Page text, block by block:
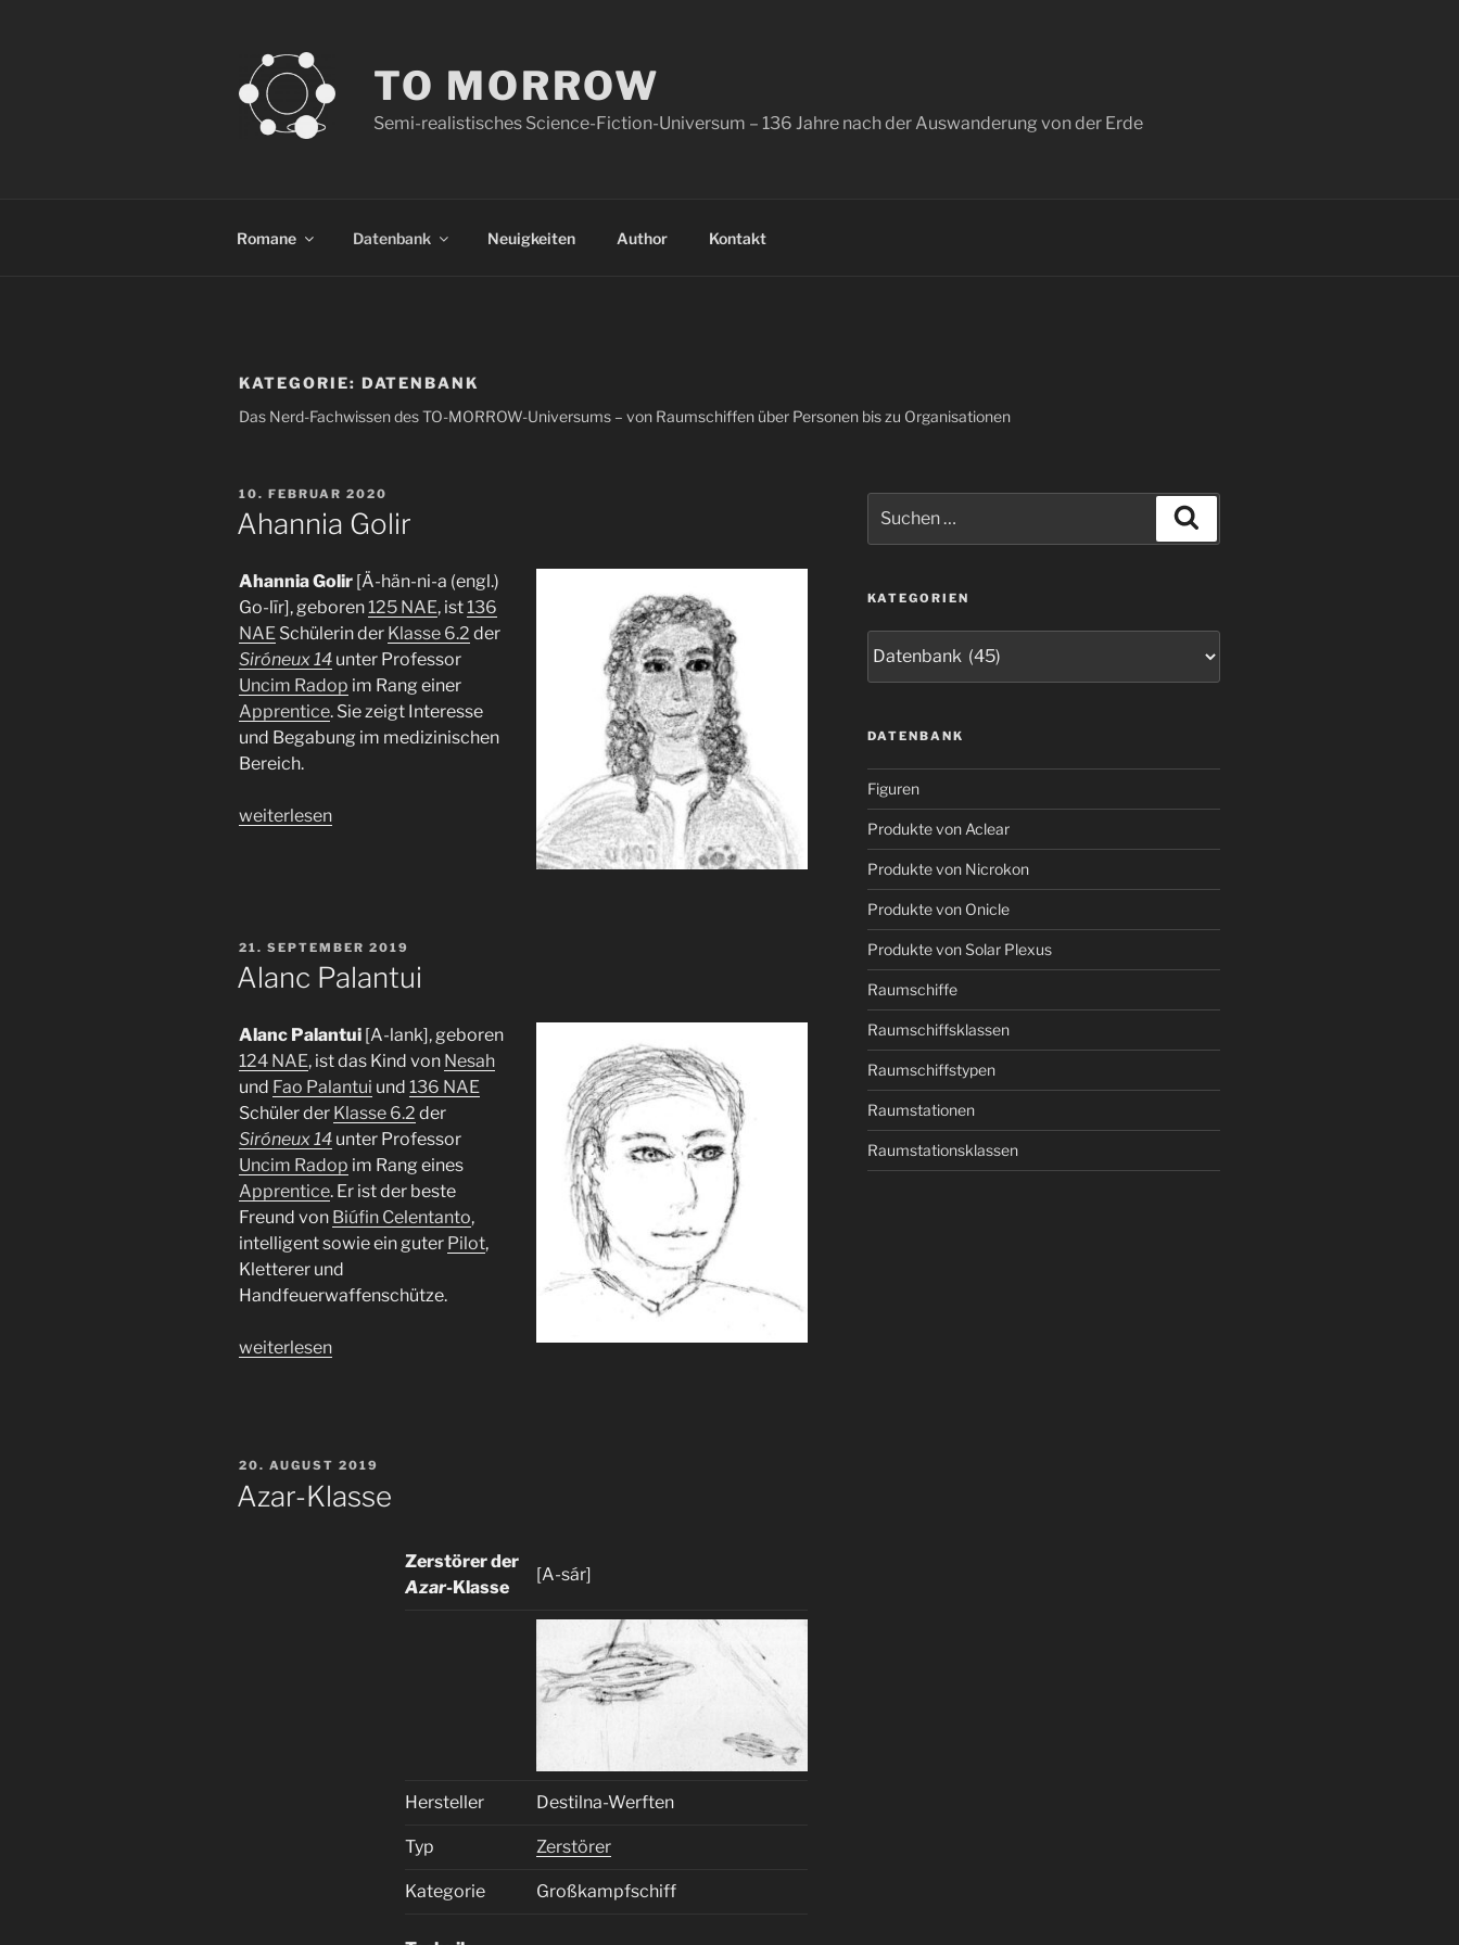
TO MORROW
Semi-realistisches Science-Fiction-Universum – 136 Jahre nach der Auswanderung von der Erde
Romane Datenbank Neuigkeiten Author Kontakt
KATEGORIE: DATENBANK
Das Nerd-Fachwissen des TO-MORROW-Universums – von Raumschiffen über Personen bis zu Organisationen
VERÖFFENTLICHT
AM
10. FEBRUAR 2020
Ahannia Golir
Ahannia Golir [Ä-hän-ni-a (engl.)
Go-līr], geboren 125 NAE, ist 136
NAE Schülerin der Klasse 6.2 der
Siróneux 14 unter Professor
Uncim Radop im Rang einer
Apprentice. Sie zeigt Interesse
und Begabung im medizinischen
Bereich.
„Ahannia
weiterlesen
VERÖFFENTLICHT
AM
21. SEPTEMBER 2019
Alanc Palantui
Alanc Palantui [A-lank], geboren
124 NAE, ist das Kind von Nesah
und Fao Palantui und 136 NAE
Schüler der Klasse 6.2 der
Siróneux 14 unter Professor
Uncim Radop im Rang eines
Apprentice. Er ist der beste
Freund von Biúfin Celentanto,
intelligent sowie ein guter Pilot,
Kletterer und
Handfeuerwaffenschütze.
„Alanc
weiterlesen
VERÖFFENTLICHT
20. AUGUST 2019
Azar-Klasse
Zerstörer der
Azar-Klasse
[A-sár]
Hersteller Destilna-Werften
Typ Zerstörer
Kategorie Großkampfschiff
nach:
KATEGORIEN
DATENBANK
Figuren
Produkte von Aclear
Produkte von Nicrokon
Produkte von Onicle
Produkte von Solar Plexus
Raumschiffe
Raumschiffsklassen
Raumschiffstypen
Raumstationen
Raumstationsklassen